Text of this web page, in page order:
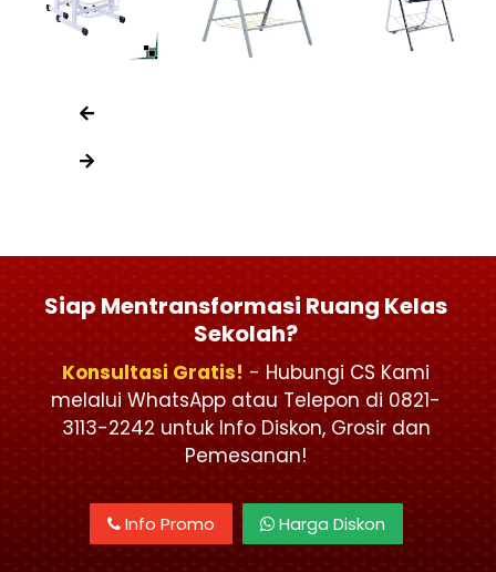
Siap Mentransformasi Ruang Kelas
Sekolah?
Konsultasi Gratis! - Hubungi CS Kami
melalui WhatsApp atau Telepon di 0821-
3113-2242 untuk Info Diskon, Grosir dan
Pemesanan!
Info Promo Harga Diskon